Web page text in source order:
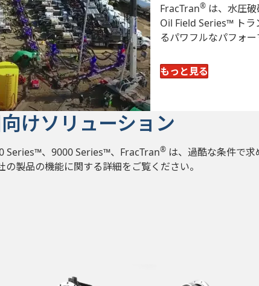
FracTran® は、水圧
Oil Field Series™ トラ
るパワフルなパフォ
もっと見る
けソリューション
Series™、9000 Series™、FracTran®は、過酷な条件で求
製品の機能に関する詳細をご覧ください。